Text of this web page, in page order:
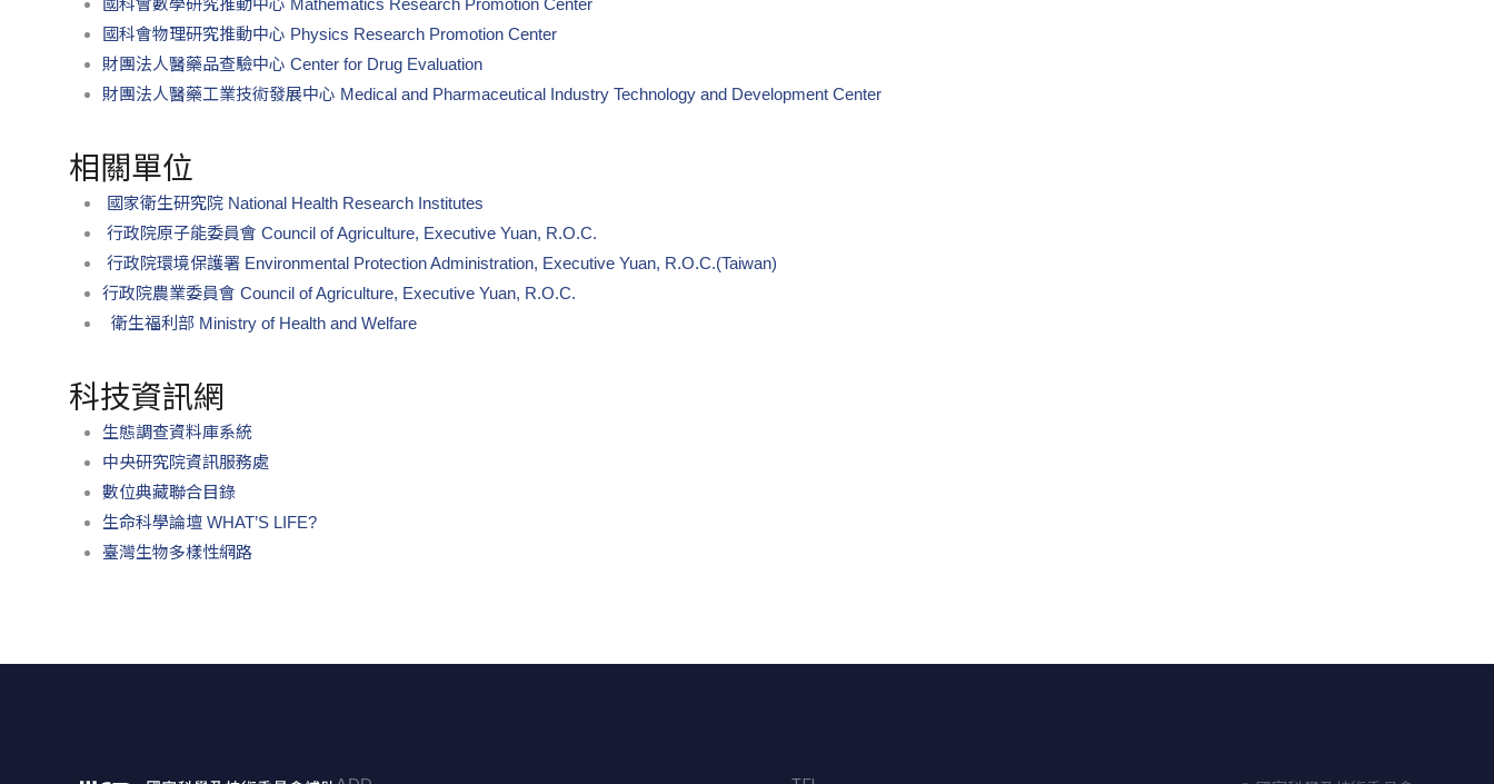
國科會數學研究推動中心 Mathematics Research Promotion Center
國科會物理研究推動中心 Physics Research Promotion Center
財團法人醫藥品查驗中心 Center for Drug Evaluation
財團法人醫藥工業技術發展中心 Medical and Pharmaceutical Industry Technology and Development Center
相關單位
國家衛生研究院 National Health Research Institutes
行政院原子能委員會 Council of Agriculture, Executive Yuan, R.O.C.
行政院環境保護署 Environmental Protection Administration, Executive Yuan, R.O.C.(Taiwan)
行政院農業委員會 Council of Agriculture, Executive Yuan, R.O.C.
衛生福利部 Ministry of Health and Welfare
科技資訊網
生態調查資料庫系統
中央研究院資訊服務處
數位典藏聯合目錄
生命科學論壇 WHAT’S LIFE?
臺灣生物多樣性網路